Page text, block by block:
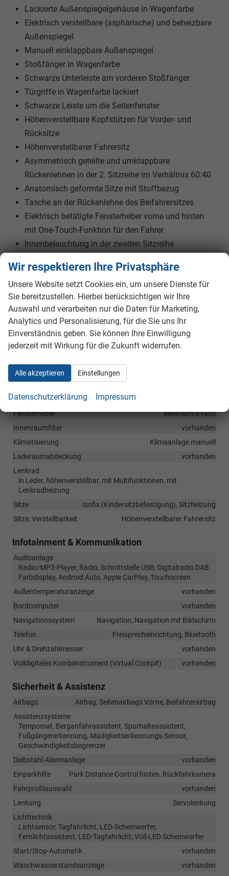
Lackierte Außenspiegelgehäuse in Wagenfarbe
Elektrisch verstellbare (asphärische) und beheizbare
Außenspiegel
Manuell einklappbare Außenspiegel
Stoßfänger in Wagenfarbe
Schwarze Unterleiste am vorderen Stoßfänger
Türgriffe in Wagenfarbe lackiert
Schwarze Leiste um die Seitenfenster
Höhenverstellbare Kopfstützen für Vorder- und
Rücksitze
Höhenverstellbarer Fahrersitz
Asymmetrisch geteilte und umklappbare
Rückenlehnen in der 2. Sitzreihe im Verhältnis 60:40
Anatomisch geformte Sitze mit Stoffbezug
Tasche an der Rückenlehne des Beifahrersitzes
Elektrisch betätigte Fensterheber vorne und hinten
mit One-Touch-Funktion für den Fahrer
Innenbeleuchtung in der zweiten Sitzreihe
Mittige verschiebbare Armlehne für die Vordersitze
mit Stauraum
Lederbezogenes 4-Speichen-Lenkrad
Lederbezogene Schaltknauf
Sonnenblenden in Vinyloptik
Kosmetikspiegel in der Sonnenblende (Fahrer und
Innen
Armlehnen
Fensterheber
elektrisch 4-fach
Innenraumfilter
vorhanden
Klimatisierung
Klimaanlage manuell
Laderaumabdeckung
vorhanden
Lenkrad
in Leder, höhenverstellbar, mit Multifunktionen, mit
Lenkradheizung
Sitze
Isofix (Kindersitzbefestigung), Sitzheizung
Sitze: Verstellbarkeit
Höhenverstellbarer Fahrersitz
Infotainment & Kommunikation
Audioanlage
Radio/MP3-Player, Radio, Schnittstelle USB, Digitalradio DAB,
Farbdisplay, Android Auto, Apple CarPlay, Touchscreen
Außentemperaturanzeige
vorhanden
Bordcomputer
vorhanden
Navigationssystem
Navigation, Navigation mit Bildschirm
Telefon
Freisprecheinrichtung, Bluetooth
Uhr & Drehzahlmesser
vorhanden
Volldigitales Kombiinstrument (Virtual Cockpit)
vorhanden
Sicherheit & Assistenz
Airbags
Airbag, Seitenairbags Vorne, Beifahrerairbag
Assistenzsysteme
Tempomat, Berganfahrassistent, Spurhalteassistent,
Fußgängererkennung, Müdigkeitserkennungs-Sensor,
Geschwindigkeitsbegrenzer
Diebstahl-Alarmanlage
vorhanden
Einparkhilfe
Park Distance Control hinten, Rückfahrkamera
Fahrprofilauswahl
vorhanden
Lenkung
Servolenkung
Lichttechnik
Lichtsensor, Tagfahrlicht, LED-Scheinwerfer,
Fernlichtassistent, LED-Tagfahrlicht, Voll-LED Scheinwerfer
Start/Stop-Automatik
vorhanden
Waschwasserstandsanzeige
vorhanden
Wir respektieren Ihre Privatsphäre
Unsere Website setzt Cookies ein, um unsere Dienste für
Sie bereitzustellen. Hierbei berücksichtigen wir Ihre
Auswahl und verarbeiten nur die Daten für Marketing,
Analytics und Personalisierung, für die Sie uns Ihr
Einverständnis geben. Sie können Ihre Einwilligung
jederzeit mit Wirkung für die Zukunft widerrufen.
Alle akzeptieren Einstellungen
Datenschutzerklärung Impressum